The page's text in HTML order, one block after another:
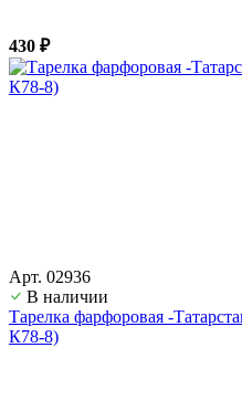
430 ₽
Арт. 02936
В наличии
Тарелка фарфоровая -
К78-8)